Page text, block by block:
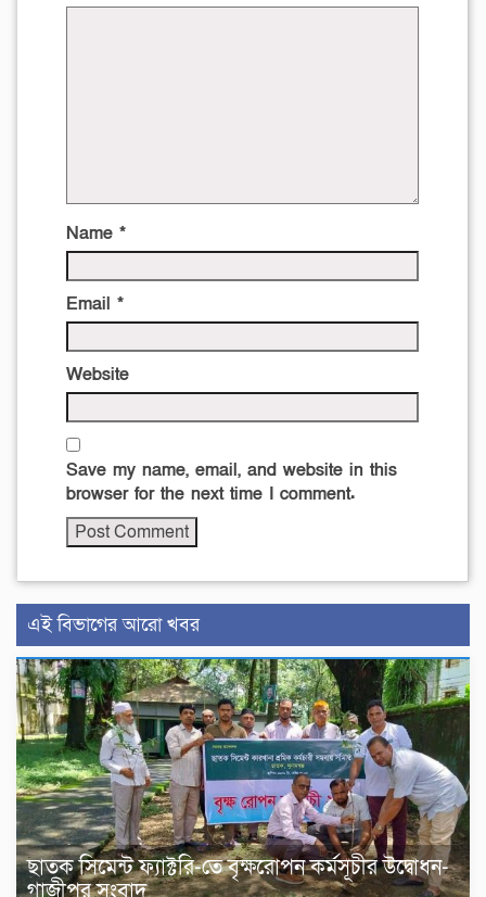
Name *
Email *
Website
Save my name, email, and website in this
browser for the next time I comment.
এই বিভাগের আরো খবর
ছাতক সিমেন্ট ফ্যাক্টরি-তে বৃক্ষরোপন কর্মসূচীর উদ্বোধন-